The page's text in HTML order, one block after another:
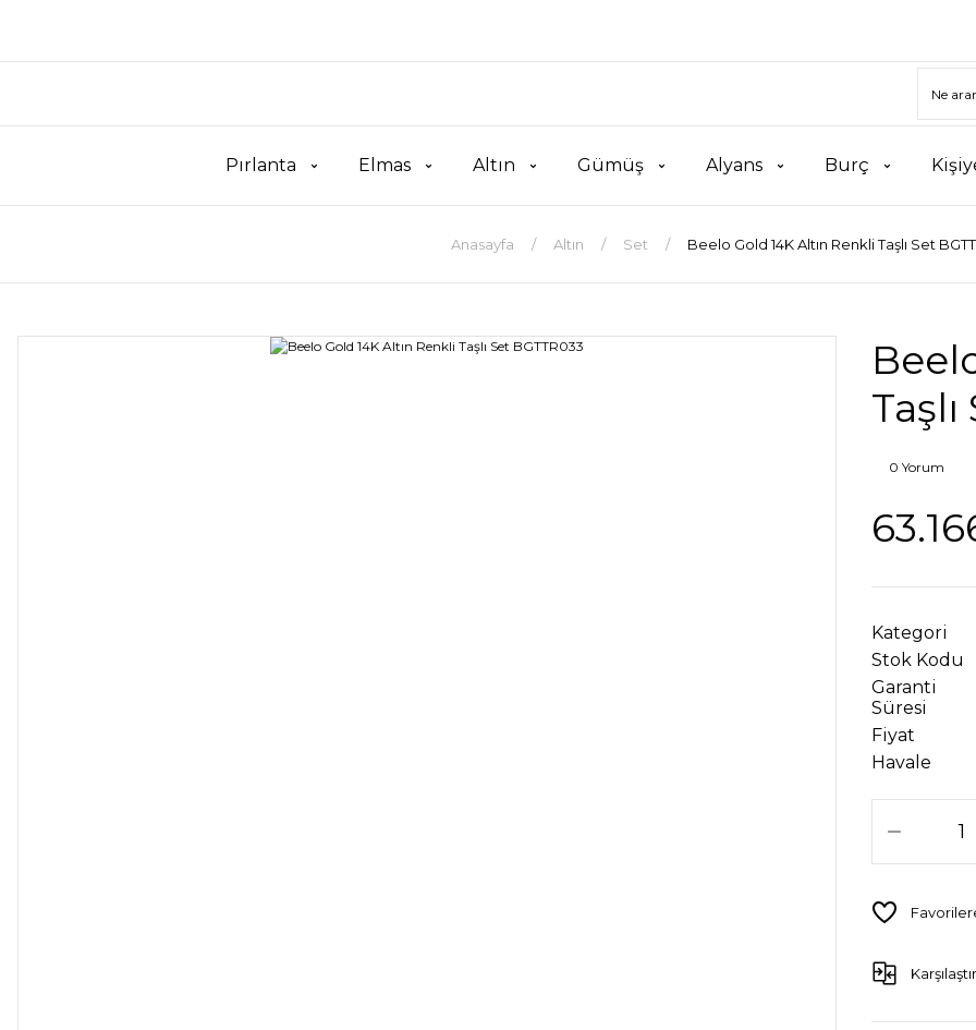
Pırlanta Elmas Altın Gümüş Alyans Burç
Anasayfa Altın Set Beelo Gold 14K Altın Renkli Taşlı Set
0 Yorum
Kategori
Stok Kodu
Garanti
Süresi
Fiyat
Havale
Karşılaştır